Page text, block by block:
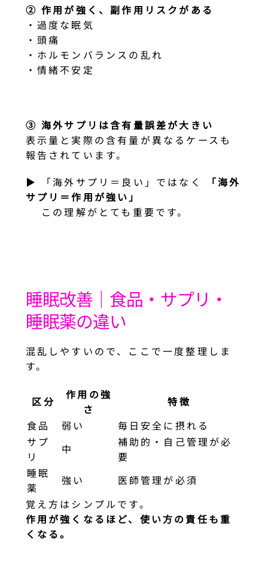
② 作用が強く、副作用リスクがある
・過度な眠気
・頭痛
・ホルモンバランスの乱れ
・情緒不安定
③ 海外サプリは含有量誤差が大きい
表示量と実際の含有量が異なるケースも
報告されています。
▶︎ 「海外サプリ＝良い」ではなく
「海外
サプリ＝作用が強い」
この理解がとても重要です。
睡眠改善｜食品・サプリ・
睡眠薬の違い
混乱しやすいので、ここで一度整理しま
す。
区分
作用の強
さ
特徴
食品
弱い
毎日安全に摂れる
サプ
リ
中
補助的・自己管理が必
要
睡眠
薬
強い
医師管理が必須
覚え方はシンプルです。
作用が強くなるほど、使い方の責任も重
くなる。